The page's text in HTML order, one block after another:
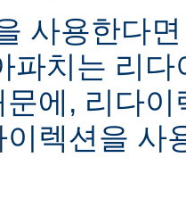
사용한다
파치는 리
에, 리다
이렉션을 사